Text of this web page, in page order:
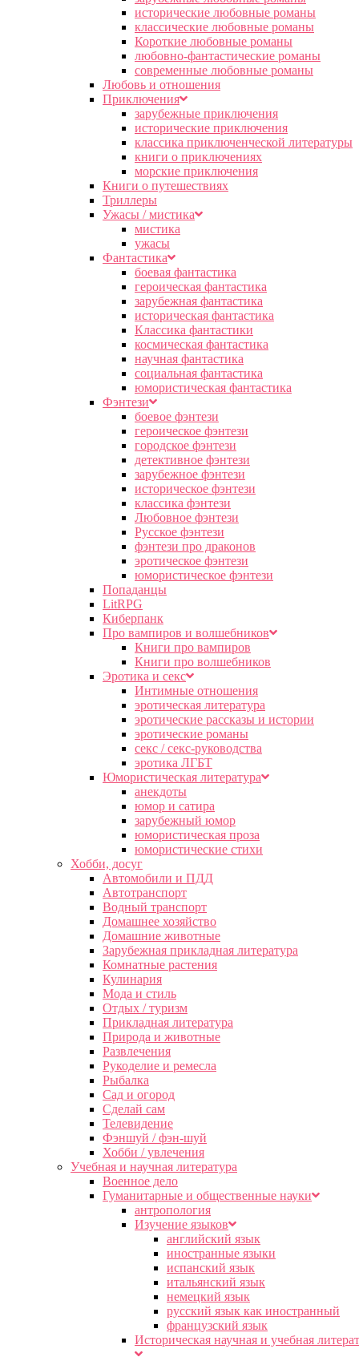
исторические любовные романы
классические любовные романы
Короткие любовные романы
любовно-фантастические романы
современные любовные романы
Любовь и отношения
Приключения
зарубежные приключения
исторические приключения
классика приключенческой литературы
книги о приключениях
морские приключения
Книги о путешествиях
Триллеры
Ужасы / мистика
мистика
ужасы
Фантастика
боевая фантастика
героическая фантастика
зарубежная фантастика
историческая фантастика
Классика фантастики
космическая фантастика
научная фантастика
социальная фантастика
юмористическая фантастика
Фэнтези
боевое фэнтези
героическое фэнтези
городское фэнтези
детективное фэнтези
зарубежное фэнтези
историческое фэнтези
классика фэнтези
Любовное фэнтези
Русское фэнтези
фэнтези про драконов
эротическое фэнтези
юмористическое фэнтези
Попаданцы
LitRPG
Киберпанк
Про вампиров и волшебников
Книги про вампиров
Книги про волшебников
Эротика и секс
Интимные отношения
эротическая литература
эротические рассказы и истории
эротические романы
секс / секс-руководства
эротика ЛГБТ
Юмористическая литература
анекдоты
юмор и сатира
зарубежный юмор
юмористическая проза
юмористические стихи
Хобби, досуг
Автомобили и ПДД
Автотранспорт
Водный транспорт
Домашнее хозяйство
Домашние животные
Зарубежная прикладная литература
Комнатные растения
Кулинария
Мода и стиль
Отдых / туризм
Прикладная литература
Природа и животные
Развлечения
Рукоделие и ремесла
Рыбалка
Сад и огород
Сделай сам
Телевидение
Фэншуй / фэн-шуй
Хобби / увлечения
Учебная и научная литература
Военное дело
Гуманитарные и общественные науки
антропология
Изучение языков
английский язык
иностранные языки
испанский язык
итальянский язык
немецкий язык
русский язык как иностранный
французский язык
Историческая научная и учебная